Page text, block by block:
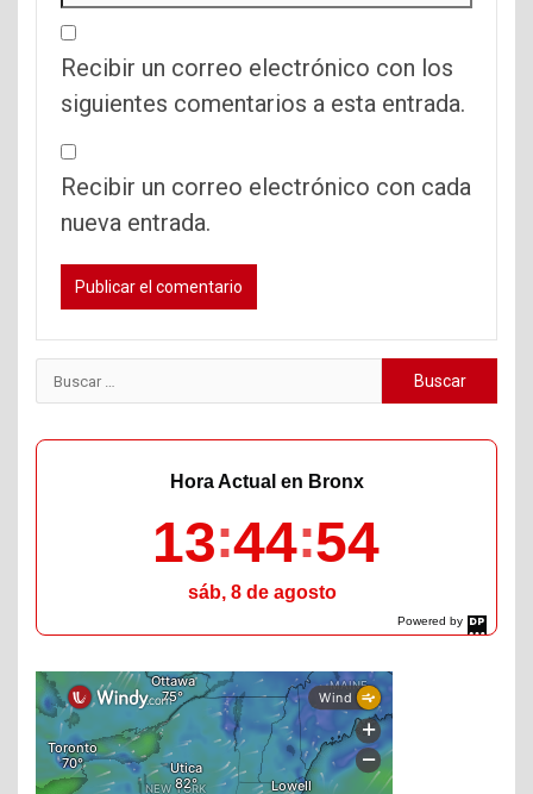
Recibir un correo electrónico con los
siguientes comentarios a esta entrada.
Recibir un correo electrónico con cada
nueva entrada.
Buscar:
Powered by
DaysPedia.com
Hora Actual en Bronx
13 44 55
sáb, 8 de agosto